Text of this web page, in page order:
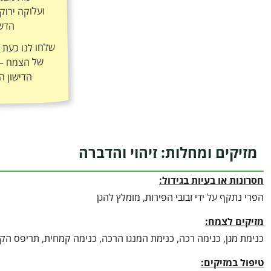
שלחו לנו כעת
הדישון
מזיקים ומחלות: זיהוי והדברה
חסרונות או בעיות בגידול:
הפרי נתקף על ידי זבובי הפירות, מומלץ להגן
מזיקים לצמח:
כנימת מגן, כנימה רכה, כנימת המנגו הרכה, כנימה קמחית, תריפס
טיפול במזיקים: